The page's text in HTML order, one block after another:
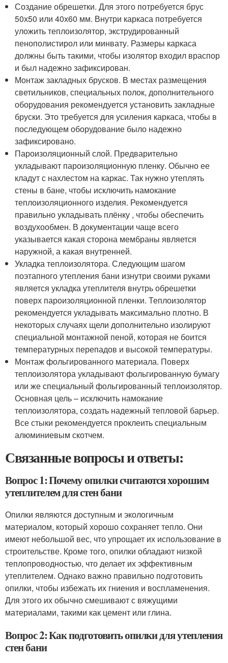
Создание обрешетки. Для этого потребуется брус
50х50 или 40х60 мм. Внутри каркаса потребуется
уложить теплоизолятор, экструдированный
пенополистирол или минвату. Размеры каркаса
должны быть такими, чтобы изолятор входил враспор
и был надежно зафиксирован.
Монтаж закладных брусков. В местах размещения
светильников, специальных полок, дополнительного
оборудования рекомендуется установить закладные
бруски. Это требуется для усиления каркаса, чтобы в
последующем оборудование было надежно
зафиксировано.
Пароизоляционный слой. Предварительно
укладывают пароизоляционную пленку. Обычно ее
кладут с нахлестом на каркас. Так нужно утеплять
стены в бане, чтобы исключить намокание
теплоизоляционного изделия. Рекомендуется
правильно укладывать плёнку , чтобы обеспечить
воздухообмен. В документации чаще всего
указывается какая сторона мембраны является
наружной, а какая внутренней.
Укладка теплоизолятора. Следующим шагом
поэтапного утепления бани изнутри своими руками
является укладка утеплителя внутрь обрешетки
поверх пароизоляционной пленки. Теплоизолятор
рекомендуется укладывать максимально плотно. В
некоторых случаях щели дополнительно изолируют
специальной монтажной пеной, которая не боится
температурных перепадов и высокой температуры.
Монтаж фольгированного материала. Поверх
теплоизолятора укладывают фольгированную бумагу
или же специальный фольгированный теплоизолятор.
Основная цель – исключить намокание
теплоизолятора, создать надежный тепловой барьер.
Все стыки рекомендуется проклеить специальным
алюминиевым скотчем.
Связанные вопросы и ответы:
Вопрос 1: Почему опилки считаются хорошим
утеплителем для стен бани
Опилки являются доступным и экологичным
материалом, который хорошо сохраняет тепло. Они
имеют небольшой вес, что упрощает их использование в
строительстве. Кроме того, опилки обладают низкой
теплопроводностью, что делает их эффективным
утеплителем. Однако важно правильно подготовить
опилки, чтобы избежать их гниения и воспламенения.
Для этого их обычно смешивают с вяжущими
материалами, такими как цемент или глина.
Вопрос 2: Как подготовить опилки для утепления
стен бани